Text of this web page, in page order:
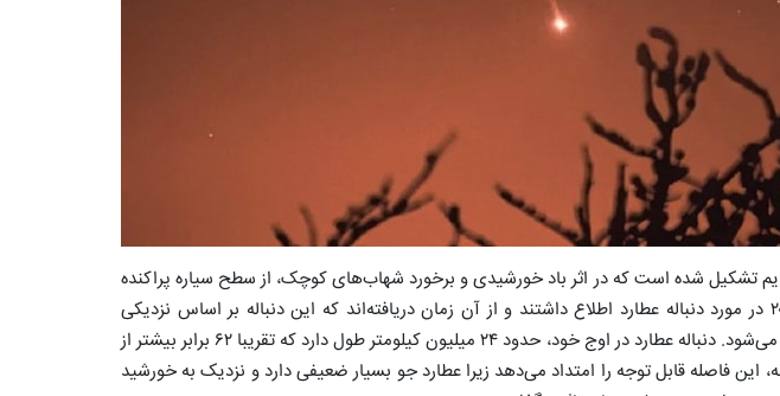
تشکیل شده است که در اثر باد خورشیدی و برخورد شهاب‌های کوچک، از سطح سیاره پراکنده
می‌شوند. پژوهشگران از سال ۲۰۰۱ در مورد دنباله عطارد اطلاع داشتند و از آن زمان دریافته‌اند که این دنباله بر اساس نزدیکی
سیاره به خورشید، بزرگ یا کوچک می‌شود. دنباله عطارد در اوج خود، حدود ۲۴ میلیون کیلومتر طول دارد که تقریبا ۶۲ برابر بیشتر از
این فاصله قابل توجه را امتداد می‌دهد زیرا عطارد جو بسیار ضعیفی دارد و نزدیک به خورشید